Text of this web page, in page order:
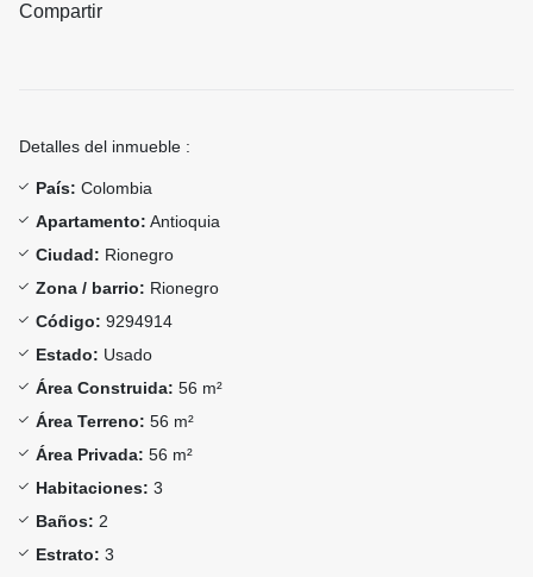
Compartir
Detalles del inmueble :
País: Colombia
Apartamento: Antioquia
Ciudad: Rionegro
Zona / barrio: Rionegro
Código: 9294914
Estado: Usado
Área Construida: 56 m²
Área Terreno: 56 m²
Área Privada: 56 m²
Habitaciones: 3
Baños: 2
Estrato: 3